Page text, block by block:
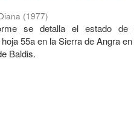
(1977)
se detalla el estado de
55a en la Sierra de Angra
Baldis.